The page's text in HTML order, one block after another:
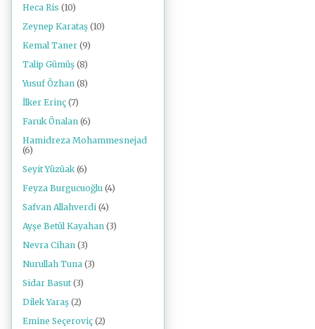
Heca Ris (10)
Zeynep Karataş (10)
Kemal Taner (9)
Talip Gümüş (8)
Yusuf Özhan (8)
İlker Erinç (7)
Faruk Önalan (6)
Hamidreza Mohammesnejad
(6)
Seyit Yüzüak (6)
Feyza Burgucuoğlu (4)
Safvan Allahverdi (4)
Ayşe Betül Kayahan (3)
Nevra Cihan (3)
Nurullah Tuna (3)
Sidar Basut (3)
Dilek Yaraş (2)
Emine Seçeroviç (2)